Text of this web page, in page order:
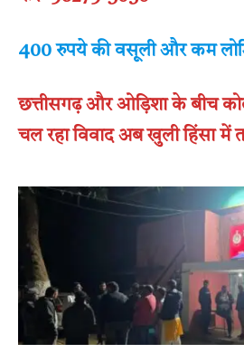
400 रुपये की वसूली और कम
छत्तीसगढ़ और ओड़िशा के बीच
चल रहा विवाद अब खुली हिंसा में